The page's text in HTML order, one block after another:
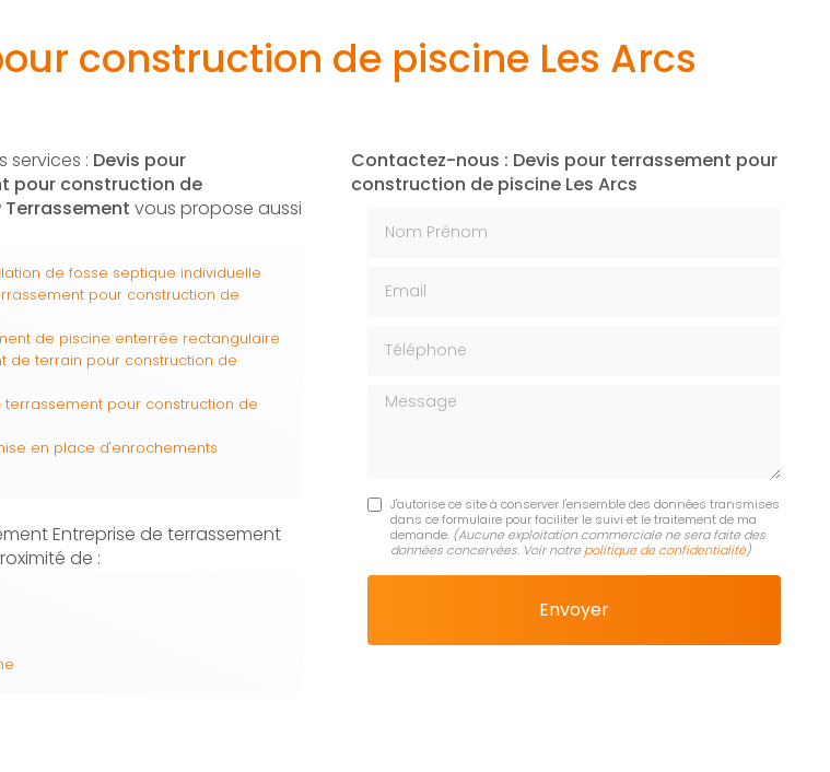
construction de piscine Les Arcs
services : Devis pour
pour construction de
Terrassement vous propose aussi
de fosse septique individuelle
pour construction de
de piscine enterrée rectangulaire
de terrain pour construction de
terrassement pour construction de
en place d'enrochements
Entreprise de terrassement
de :
Contactez-nous : Devis pour terrassement pour
construction de piscine Les Arcs
Message
J'autorise ce site à conserver l'ensemble des données transmises
dans ce formulaire pour faciliter le suivi et le traitement de ma
demande. (Aucune exploitation commerciale ne sera faite des
données concervées. Voir notre politique de confidentialité)